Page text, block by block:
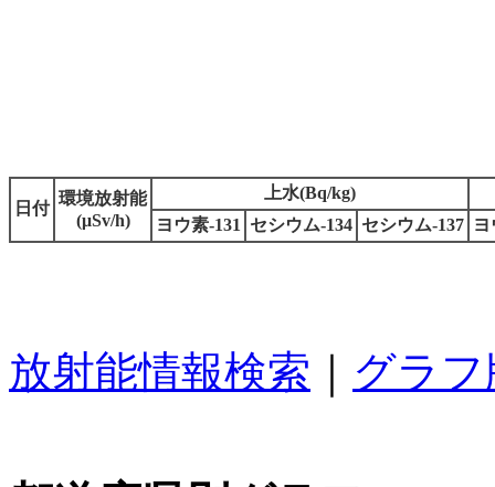
日付
環境放射能
(μSv/h)
上水(Bq/kg)
ヨウ素-131
セシウム-134 セシウム-137 ヨ
放射能情報検索 グラフ